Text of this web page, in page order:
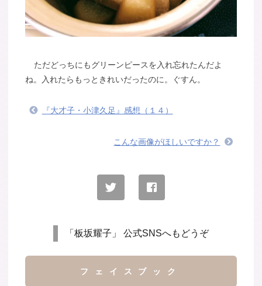
ただどっちにもグリーンピースを入れ忘れたんだよ
ね。入れたらもっときれいだったのに。ぐすん。
『大才子・小津久足』感想（１４）
こんな画像がほしいですか？
「板坂耀子」 公式SNSへもどうぞ
フェイスブック